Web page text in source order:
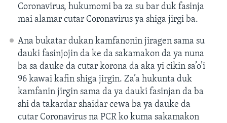
Coronavirus, hukumomi ba za su bar duk fasinja
mai alamar cutar Coronavirus ya shiga jirgi ba.
Ana bukatar dukan kamfanonin jiragen sama su
dauki fasinjojin da ke da sakamakon da ya nuna
ba sa dauke da cutar korona da aka yi cikin sa’o’i
96 kawai kafin shiga jirgin. Za’a hukunta duk
kamfanin jirgin sama da ya dauki fasinjan da ba
shi da takardar shaidar cewa ba ya dauke da
cutar Coronavirus na PCR ko kuma sakamakon